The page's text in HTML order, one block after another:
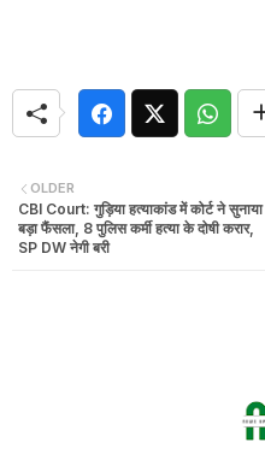
OLDER
CBI Court: गुड़िया हत्याकांड में कोर्ट ने सुनाया
बड़ा फैंसला, 8 पुलिस कर्मी हत्या के दोषी करार,
SP DW नेगी बरी